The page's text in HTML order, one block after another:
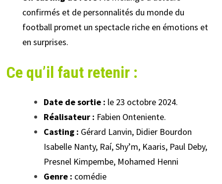
confirmés et de personnalités du monde du
football promet un spectacle riche en émotions et
en surprises.
Ce qu’il faut retenir :
Date de sortie : le 23 octobre 2024.
Réalisateur : Fabien Onteniente.
Casting : Gérard Lanvin, Didier Bourdon
Isabelle Nanty, Raí, Shy’m, Kaaris, Paul Deby,
Presnel Kimpembe, Mohamed Henni
Genre : comédie